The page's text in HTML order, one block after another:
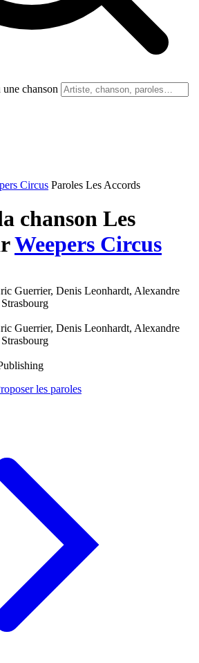
chanson
Circus Paroles Les Accords
chanson Les
Weepers Circus
Guerrier, Denis Leonhardt, Alexandre
Guerrier, Denis Leonhardt, Alexandre
les paroles